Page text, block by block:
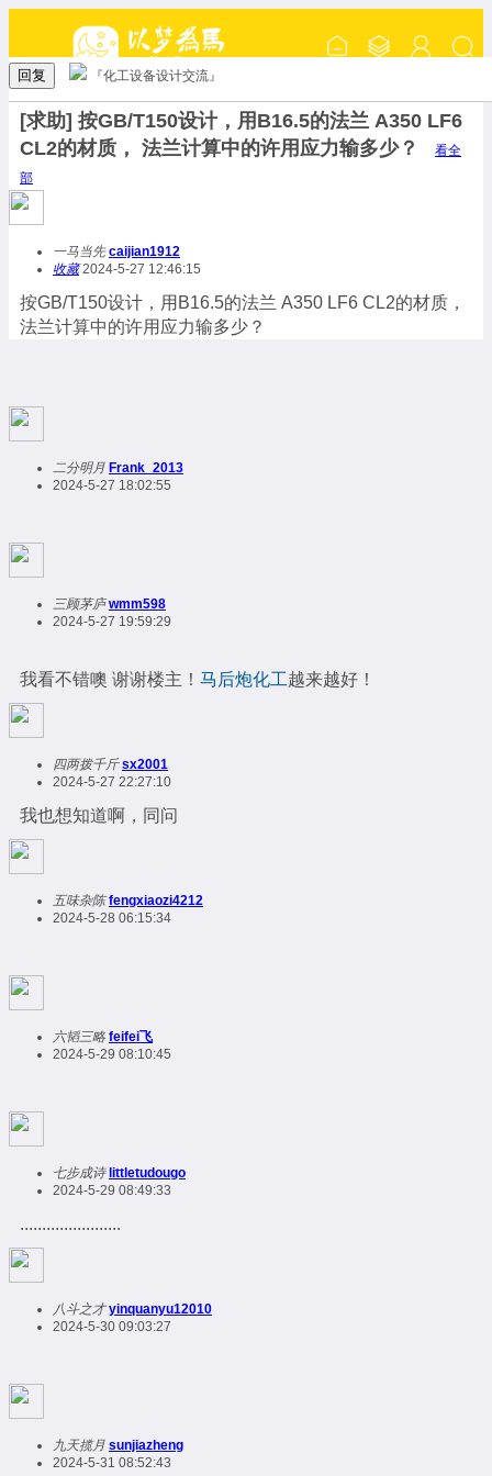
回复 『化工设备设计交流』
[求助] 按GB/T150设计，用B16.5的法兰 A350 LF6
CL2的材质， 法兰计算中的许用应力输多少？
看全
部
一马当先 caijian1912
收藏2024-5-27 12:46:15
按GB/T150设计，用B16.5的法兰 A350 LF6 CL2的材质，
法兰计算中的许用应力输多少？
二分明月 Frank_2013
2024-5-27 18:02:55
三顾茅庐 wmm598
2024-5-27 19:59:29
我看不错噢 谢谢楼主！ 马后炮化工越来越好！
四两拨千斤 sx2001
2024-5-27 22:27:10
我也想知道啊，同问
五味杂陈 fengxiaozi4212
2024-5-28 06:15:34
六韬三略 feifei飞
2024-5-29 08:10:45
七步成诗 littletudougo
2024-5-29 08:49:33
.......................
八斗之才 yinquanyu12010
2024-5-30 09:03:27
九天揽月 sunjiazheng
2024-5-31 08:52:43